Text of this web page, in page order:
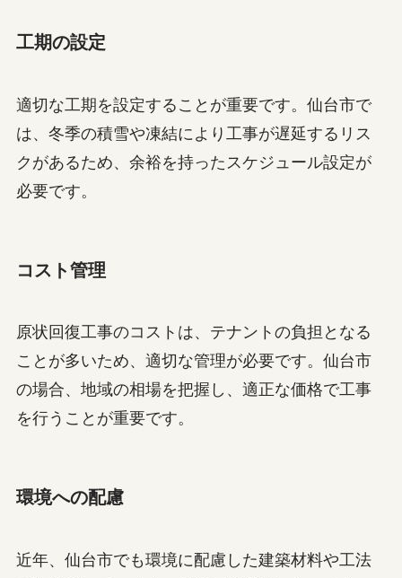
工期の設定
適切な工期を設定することが重要です。仙台市で
は、冬季の積雪や凍結により工事が遅延するリス
クがあるため、余裕を持ったスケジュール設定が
必要です。
コスト管理
原状回復工事のコストは、テナントの負担となる
ことが多いため、適切な管理が必要です。仙台市
の場合、地域の相場を把握し、適正な価格で工事
を行うことが重要です。
環境への配慮
近年、仙台市でも環境に配慮した建築材料や工法